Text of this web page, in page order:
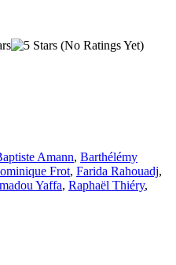
(No Ratings Yet)
Amann, Barthélémy
Frot, Farida Rahouadj,
Yaffa, Raphaël Thiéry,